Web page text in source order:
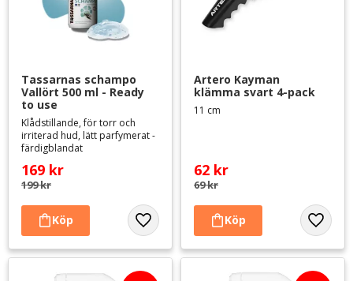
Tassarnas schampo
Vallört 500 ml - Ready
to use
Klådstillande, för torr och
irriterad hud, lätt parfymerat -
färdigblandat
169 kr
199kr
Lägg till i favoriter
Artero Kayman
klämma svart 4-pack
11 cm
62 kr
69kr
Lägg